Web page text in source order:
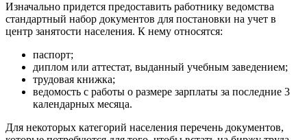
Изначально придется предоставить работнику ведомства
стандартный набор документов для постановки на учет в
центр занятости населения. К нему относятся:
паспорт;
диплом или аттестат, выданный учебным заведением;
трудовая книжка;
ведомость с работы о размере зарплаты за последние 3
календарных месяца.
Для некоторых категорий населения перечень документов,